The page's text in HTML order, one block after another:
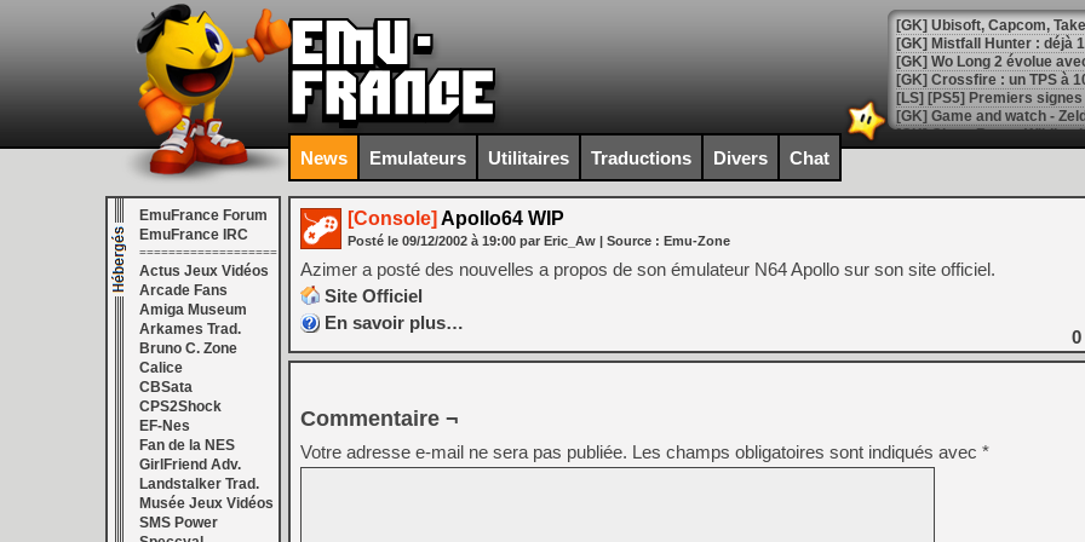
[GK] Mistfall Hunter : déjà
[GK] Wo Long 2 évolue
[GK] Crossfire : un TPS à
[LS] [PS5] Premiers
[Mo5] DOOM arrive en
[GK] Bethesda fête les 30
[GK] Roblox : l'action en
[GK] Agenda - GeForce
[GK] Devolver Digital en a
[LS] [PS5] ps5-y2jb-
[GK] Pourquoi Marvel
[GK] Test : Restory : Chill
[GK] GTA 6 : Rockstar
[GK] Hot Wheels Infinite
[GK] Mémoire cash -
[GK] Résultats Nintendo :
News Emulateurs Utilitaires Traductions Divers Chat
EmuFrance Forum
EmuFrance IRC
===================
Actus Jeux Vidéos
Arcade Fans
Amiga Museum
Arkames Trad.
Bruno C. Zone
Calice
CBSata
CPS2Shock
EF-Nes
Fan de la NES
GirlFriend Adv.
Landstalker Trad.
Musée Jeux Vidéos
SMS Power
[Console] Apollo64 WIP
Posté le 09/12/2002 à 19:00 par Eric_Aw | Source : Emu-Zone
Azimer a posté des nouvelles a propos de son émulateur N64 Apollo sur son site officiel.
Site Officiel
En savoir plus…
0
Commentaire ¬
Votre adresse e-mail ne sera pas publiée. Les champs obligatoires sont indiqués avec *